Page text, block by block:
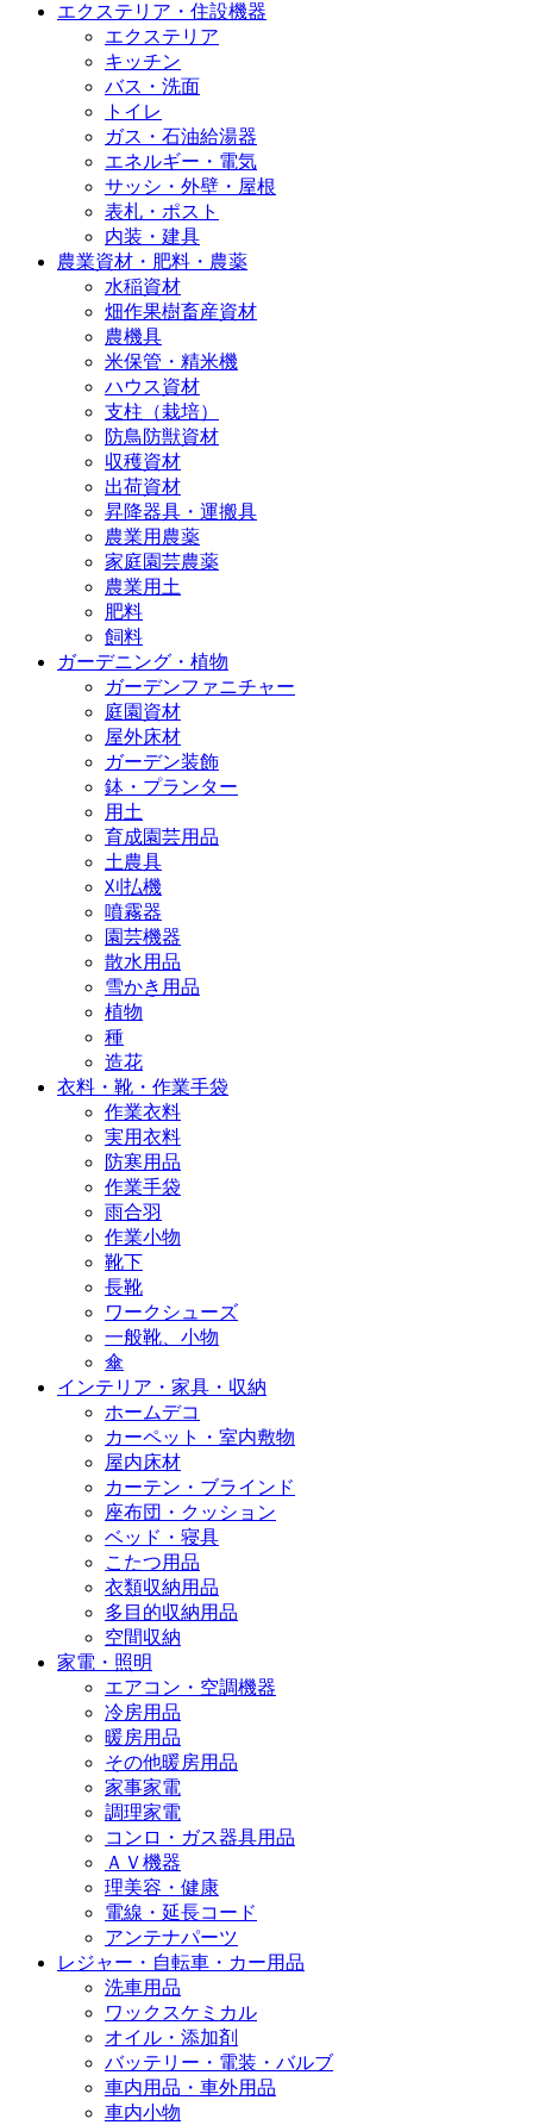
エクステリア・住設機器
エクステリア
キッチン
バス・洗面
トイレ
ガス・石油給湯器
エネルギー・電気
サッシ・外壁・屋根
表札・ポスト
内装・建具
農業資材・肥料・農薬
水稲資材
畑作果樹畜産資材
農機具
米保管・精米機
ハウス資材
支柱（栽培）
防鳥防獣資材
収穫資材
出荷資材
昇降器具・運搬具
農業用農薬
家庭園芸農薬
農業用土
肥料
飼料
ガーデニング・植物
ガーデンファニチャー
庭園資材
屋外床材
ガーデン装飾
鉢・プランター
用土
育成園芸用品
土農具
刈払機
噴霧器
園芸機器
散水用品
雪かき用品
植物
種
造花
衣料・靴・作業手袋
作業衣料
実用衣料
防寒用品
作業手袋
雨合羽
作業小物
靴下
長靴
ワークシューズ
一般靴、小物
傘
インテリア・家具・収納
ホームデコ
カーペット・室内敷物
屋内床材
カーテン・ブラインド
座布団・クッション
ベッド・寝具
こたつ用品
衣類収納用品
多目的収納用品
空間収納
家電・照明
エアコン・空調機器
冷房用品
暖房用品
その他暖房用品
家事家電
調理家電
コンロ・ガス器具用品
ＡＶ機器
理美容・健康
電線・延長コード
アンテナパーツ
レジャー・自転車・カー用品
洗車用品
ワックスケミカル
オイル・添加剤
バッテリー・電装・バルブ
車内用品・車外用品
車内小物